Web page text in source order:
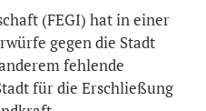
(FEGI) hat in einer
gegen die Stadt
fehlende
für die Erschließung